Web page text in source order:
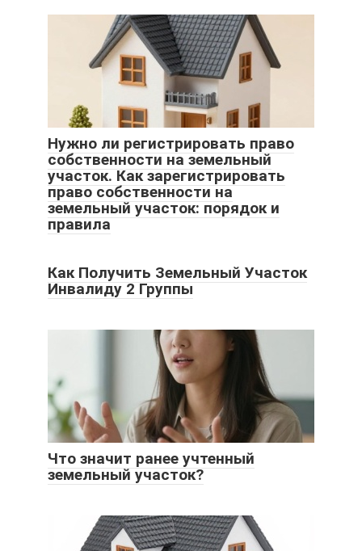
Нужно ли регистрировать право
собственности на земельный
участок. Как зарегистрировать
право собственности на
земельный участок: порядок и
правила
Как Получить Земельный Участок
Инвалиду 2 Группы
Что значит ранее учтенный
земельный участок?